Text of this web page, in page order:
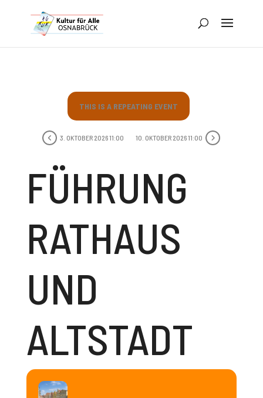
THIS IS A REPEATING EVENT
3. OKTOBER 2026 11:00 10. OKTOBER 2026 11:00
FÜHRUNG
RATHAUS
UND
ALTSTADT